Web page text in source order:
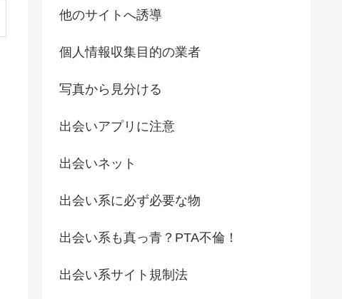
他のサイトへ誘導
個人情報収集目的の業者
写真から見分ける
出会いアプリに注意
出会いネット
出会い系に必ず必要な物
出会い系も真っ青？PTA不倫！
出会い系サイト規制法